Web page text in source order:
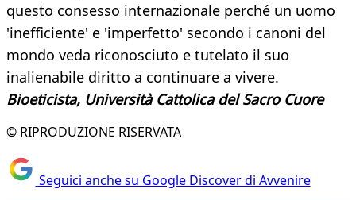
questo consesso internazionale perché un uomo
'inefficiente' e 'imperfetto' secondo i canoni del
mondo veda riconosciuto e tutelato il suo
inalienabile diritto a continuare a vivere.
Bioeticista, Università Cattolica del Sacro Cuore
© RIPRODUZIONE RISERVATA
Seguici anche su Google Discover di Avvenire